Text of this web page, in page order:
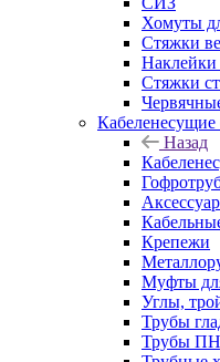
Хомуты
Стяжки
Стяжки
Назад
Крепежи
Муфты
Углы,
Трубы
Трубы